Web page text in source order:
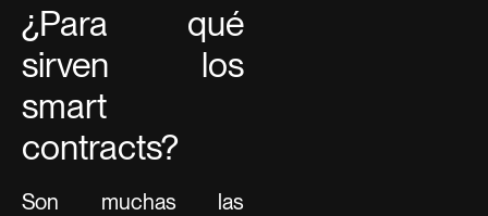
¿Para qué
sirven los
smart
contracts?
Son muchas las